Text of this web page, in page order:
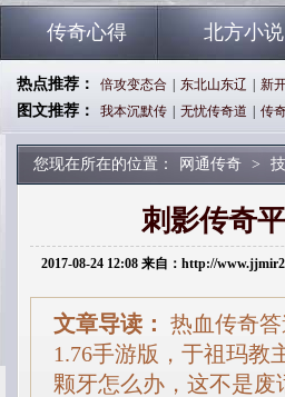
传奇心得 北方小说
热点推荐： 倍攻变态合 东北山东辽 新
图文推荐： 我本沉默传 无忧传奇道 传
您现在所在的位置： 网通传奇 >
刺影传奇
2017-08-24 12:08 来自：http://
文章导读： 热血传奇
1.76手游版，于祖玛教
颗牙怎么办，这不是